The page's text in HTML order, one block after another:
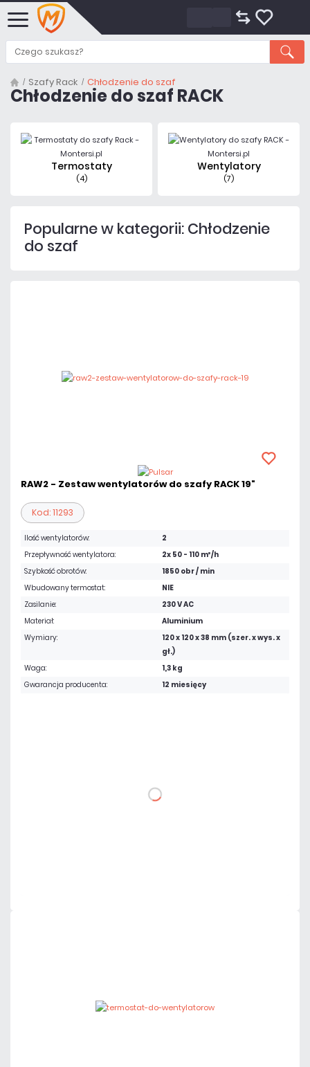
Szafy Rack Chłodzenie do szaf
Chłodzenie do szaf RACK
Termostaty
(4)
Wentylatory
(7)
Popularne w kategorii: Chłodzenie
do szaf
RAW2 - Zestaw wentylatorów do szafy RACK 19"
Kod: 11293
Ilość wentylatorów:
2
Przepływność wentylatora:
2x 50 - 110 m³/h
Szybkość obrotów:
1850 obr / min
Wbudowany termostat:
NIE
Zasilanie:
230 V AC
Materiał:
Aluminium
Wymiary:
120 x 120 x 38 mm (szer. x wys. x
gł.)
Waga:
1,3 kg
Gwarancja producenta:
12 miesięcy
DO KOSZYKA